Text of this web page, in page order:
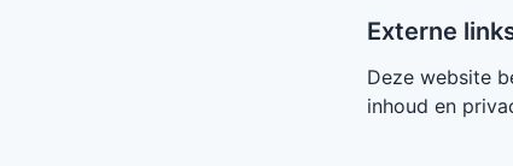
Externe
Deze website
inhoud en